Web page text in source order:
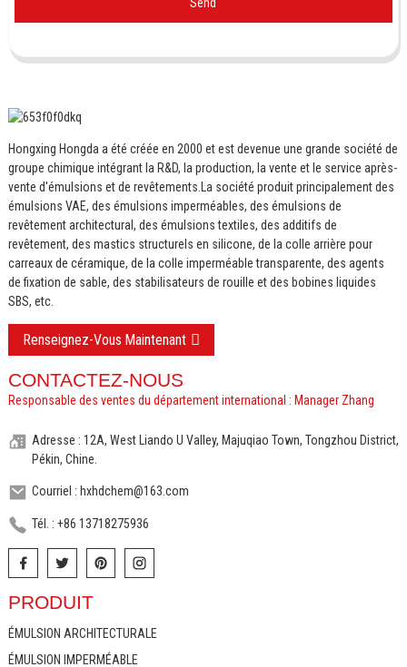
Send
Hongxing Hongda a été créée en 2000 et est devenue une grande société de
groupe chimique intégrant la R&D, la production, la vente et le service après-
vente d'émulsions et de revêtements.La société produit principalement des
émulsions VAE, des émulsions imperméables, des émulsions de
revêtement architectural, des émulsions textiles, des additifs de
revêtement, des mastics structurels en silicone, de la colle arrière pour
carreaux de céramique, de la colle imperméable transparente, des agents
de fixation de sable, des stabilisateurs de rouille et des bobines liquides
SBS, etc.
Renseignez-Vous Maintenant
CONTACTEZ-NOUS
Responsable des ventes du département international : Manager Zhang
Adresse : 12A, West Liando U Valley, Majuqiao Town, Tongzhou District,
Pékin, Chine.
Courriel : hxhdchem@163.com
Tél. : +86 13718275936
PRODUIT
ÉMULSION ARCHITECTURALE
ÉMULSION IMPERMÉABLE